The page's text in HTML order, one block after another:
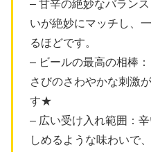
– 甘辛の絶妙なバラン
いが絶妙にマッチし、
るほどです。
– ビールの最高の相棒
さびのさわやかな刺激
す★
– 広い受け入れ範囲：
しめるような味わいで